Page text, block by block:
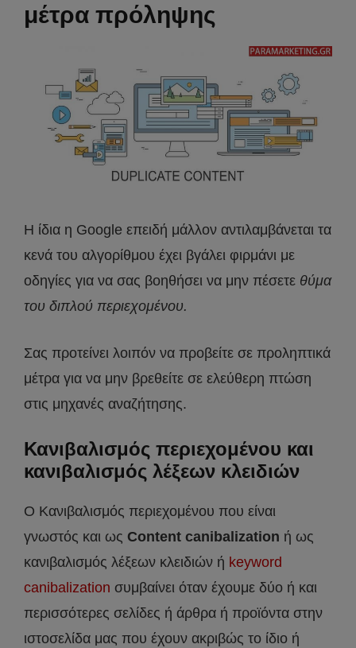
μέτρα πρόληψης
Η ίδια η Google επειδή μάλλον αντιλαμβάνεται τα
κενά του αλγορίθμου έχει βγάλει φιρμάνι με
οδηγίες για να σας βοηθήσει να μην πέσετε θύμα
του διπλού περιεχομένου.
Σας προτείνει λοιπόν να προβείτε σε προληπτικά
μέτρα για να μην βρεθείτε σε ελεύθερη πτώση
στις μηχανές αναζήτησης.
Κανιβαλισμός περιεχομένου και
κανιβαλισμός λέξεων κλειδιών
Ο Κανιβαλισμός περιεχομένου που είναι
γνωστός και ως Content canibalization ή ως
κανιβαλισμός λέξεων κλειδιών ή keyword
canibalization συμβαίνει όταν έχουμε δύο ή και
περισσότερες σελίδες ή άρθρα ή προϊόντα στην
ιστοσελίδα μας που έχουν ακριβώς το ίδιο ή